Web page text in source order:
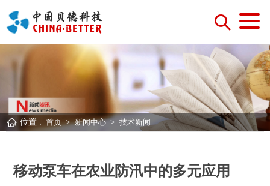
位置 : 首页 > 新闻中心 > 技术新闻
移动泵车在农业防汛中的多元应用